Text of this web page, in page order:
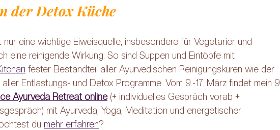
der Detox Küche
nur eine wichtige Eiweisquelle, insbesondere für Vegetarier und
eine reinigende Wirkung. So sind Suppen und Eintöpfe mit
fester Bestandteil aller Ayurvedischen Reinigungskuren wie der
Entlastungs- und Detox Programme. Vom 9.-17. März findet mein 9
Ayurveda Retreat online (+ individuelles Gespräch vorab +
mit Ayurveda, Yoga, Meditation und energetischer
du mehr erfahren?